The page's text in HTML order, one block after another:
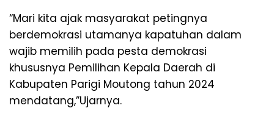
“Mari kita ajak masyarakat petingnya
berdemokrasi utamanya kapatuhan dalam
wajib memilih pada pesta demokrasi
khususnya Pemilihan Kepala Daerah di
Kabupaten Parigi Moutong tahun 2024
mendatang,”Ujarnya.